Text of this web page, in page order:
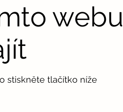
webu
stiskněte tlačítko níže